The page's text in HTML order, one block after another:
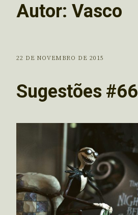
Autor: Vasco
22 DE NOVEMBRO DE 2015
Sugestões #66